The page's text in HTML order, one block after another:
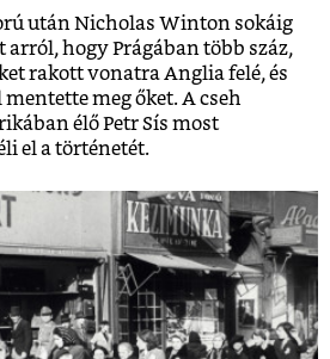
után Nicholas Winton sokáig
arról, hogy Prágában több száz,
rakott vonatra Anglia felé, és
meg őket. A cseh
élő Petr Sís most
el a történetét.